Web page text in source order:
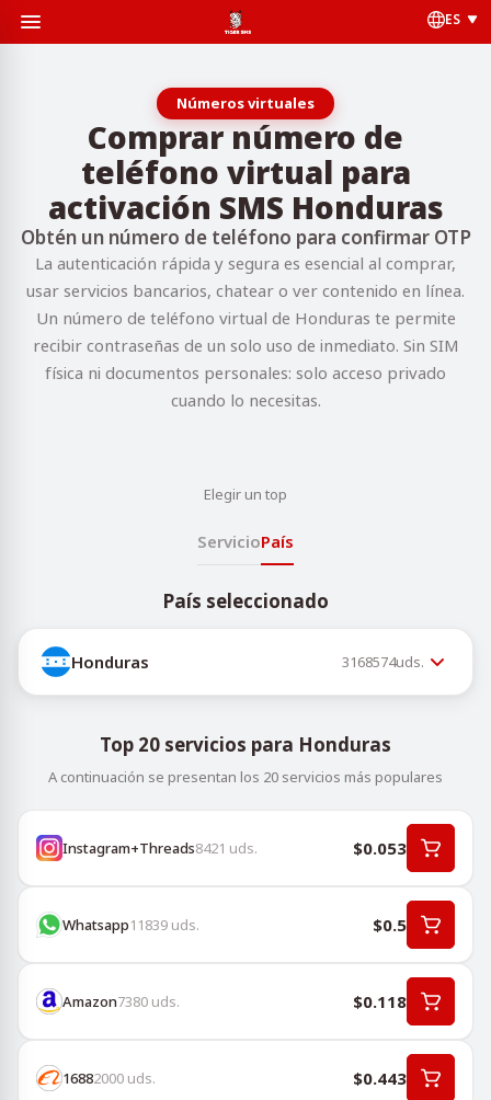
ES
Números virtuales
Comprar número de
teléfono virtual para
activación SMS Honduras
Obtén un número de teléfono para confirmar OTP
La autenticación rápida y segura es esencial al comprar,
usar servicios bancarios, chatear o ver contenido en línea.
Un número de teléfono virtual de Honduras te permite
recibir contraseñas de un solo uso de inmediato. Sin SIM
física ni documentos personales: solo acceso privado
cuando lo necesitas.
Elegir un top
ServicioPaís
País seleccionado
Honduras 3168574uds.
Top 20 servicios para Honduras
A continuación se presentan los 20 servicios más populares
Instagram+Threads8421 uds. $0.053
Whatsapp11839 uds. $0.5
Amazon7380 uds. $0.118
16882000 uds. $0.443